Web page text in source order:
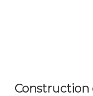
Construction